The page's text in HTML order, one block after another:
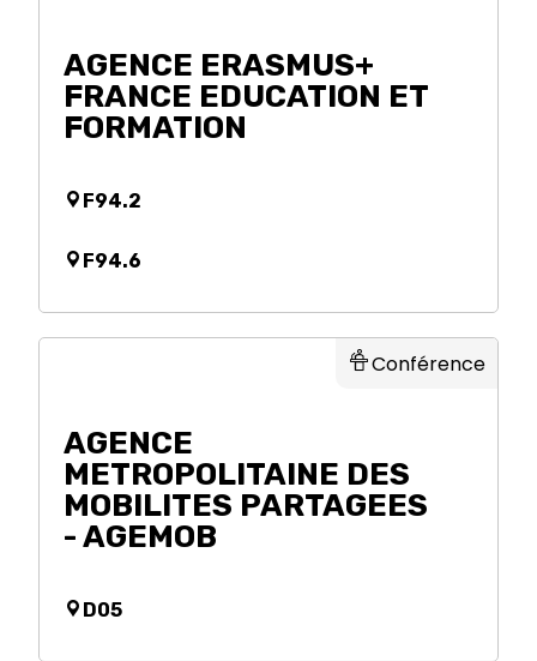
AGENCE ERASMUS+
FRANCE EDUCATION ET
FORMATION
F94.2
F94.6
AGENCE
METROPOLITAINE DES
MOBILITES PARTAGEES
- AGEMOB
D05
Conférence